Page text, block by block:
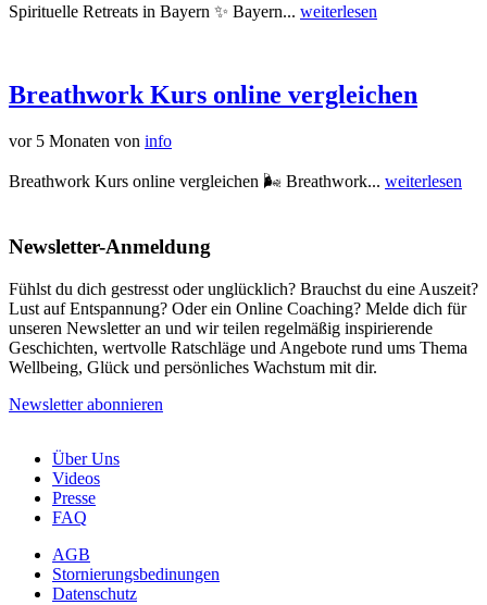
Spirituelle Retreats in Bayern ✨ Bayern... weiterlesen
Breathwork Kurs online vergleichen
vor 5 Monaten von info
Breathwork Kurs online vergleichen 🌬️ Breathwork... weiterlesen
Newsletter-Anmeldung
Fühlst du dich gestresst oder unglücklich? Brauchst du eine Auszeit?
Lust auf Entspannung? Oder ein Online Coaching? Melde dich für
unseren Newsletter an und wir teilen regelmäßig inspirierende
Geschichten, wertvolle Ratschläge und Angebote rund ums Thema
Wellbeing, Glück und persönliches Wachstum mit dir.
Newsletter abonnieren
Über Uns
Videos
Presse
FAQ
AGB
Stornierungsbedinungen
Datenschutz